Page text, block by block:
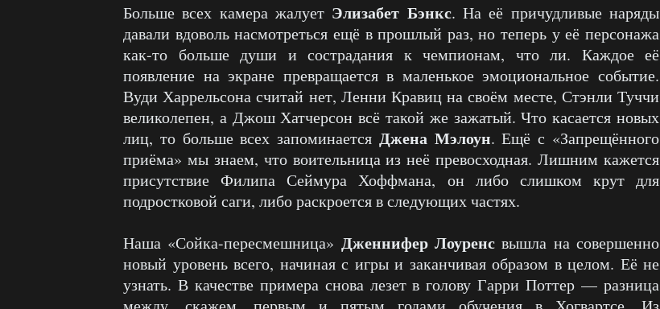
Больше всех камера жалует Элизабет Бэнкс. На её причудливые наряды
давали вдоволь насмотреться ещё в прошлый раз, но теперь у её персонажа
как-то больше души и сострадания к чемпионам, что ли. Каждое её
появление на экране превращается в маленькое эмоциональное событие.
Вуди Харрельсона считай нет, Ленни Кравиц на своём месте, Стэнли Туччи
великолепен, а Джош Хатчерсон всё такой же зажатый. Что касается новых
лиц, то больше всех запоминается Джена Мэлоун. Ещё с «Запрещённого
приёма» мы знаем, что воительница из неё превосходная. Лишним кажется
присутствие Филипа Сеймура Хоффмана, он либо слишком крут для
подростковой саги, либо раскроется в следующих частях.
Наша «Сойка-пересмешница» Дженнифер Лоуренс вышла на совершенно
новый уровень всего, начиная с игры и заканчивая образом в целом. Её не
узнать. В качестве примера снова лезет в голову Гарри Поттер — разница